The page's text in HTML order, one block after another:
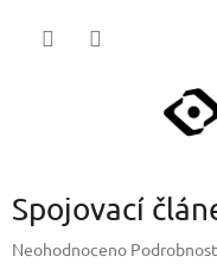
Spojovací
Průměrné
Neohodnoceno